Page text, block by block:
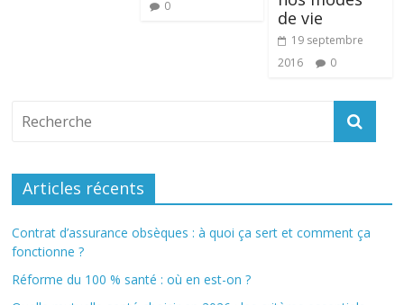
0
de vie
19 septembre
2016
0
Articles récents
Contrat d’assurance obsèques : à quoi ça sert et comment ça
fonctionne ?
Réforme du 100 % santé : où en est-on ?